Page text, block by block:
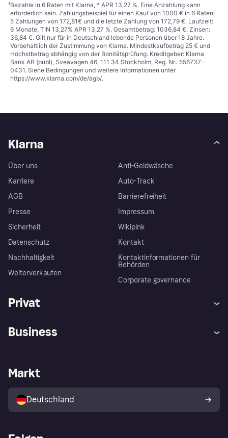
¹Bezahle in 6 Raten mit Klarna, * APR 13,27 %. Eine Anzahlung kann
erforderlich sein. Zahlungsbeispiel für einen Kauf von 1000 € in 6 Raten:
5 Zahlungen von 172,81€ und die letzte Zahlung von 172,79 €. Laufzeit:
6 Monate. TIN 13,27% APR 13,27 %. Gesamtbetrag: 1036,84 €. Zinsen:
36,84 €. Gilt nur für in Deutschland lebende Personen über 18 Jahre.
Vorbehaltlich der Zustimmung von Klarna. Mindestkaufbetrag 25 € und
Höchstbetrag abhängig von der Bonitätsprüfung. Kreditgeber: Klarna
Bank AB (publ), Sveavägen 46, 111 34 Stockholm, Reg. Nr.: 556737-
0431. Siehe Bedingungen und weitere Informationen unter
https://www.klarna.com/de/agb/.
Klarna
Über uns
Karriere
AGB
Presse
Sicherheit
Datenschutz
Nachhaltigkeit
Weiterverkaufen
Anti-Geldwäsche
Auto-Track
Barrierefreiheit
Impressum
Wikipink
Kontakt
Kontaktinformationen für
Behörden
Corporate governance
Privat
Klarna App
Shops entdecken
Käuferschutzrichtlinie
Dein Widerrufsrecht
Business
Händlerportal
Markt
Deutschland